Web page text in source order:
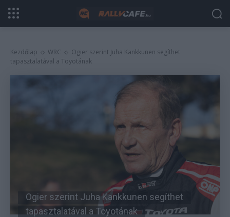
Kezdőlap WRC
Ogier szerint Juha Kankkunen segíthet
tapasztalatával a Toyotának
Ogier szerint Juha Kankkunen segíthet
tapasztalatával a Toyotának